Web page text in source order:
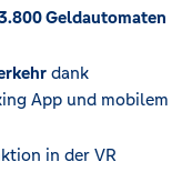
Geldautomaten
dank
App und mobilem
in der VR